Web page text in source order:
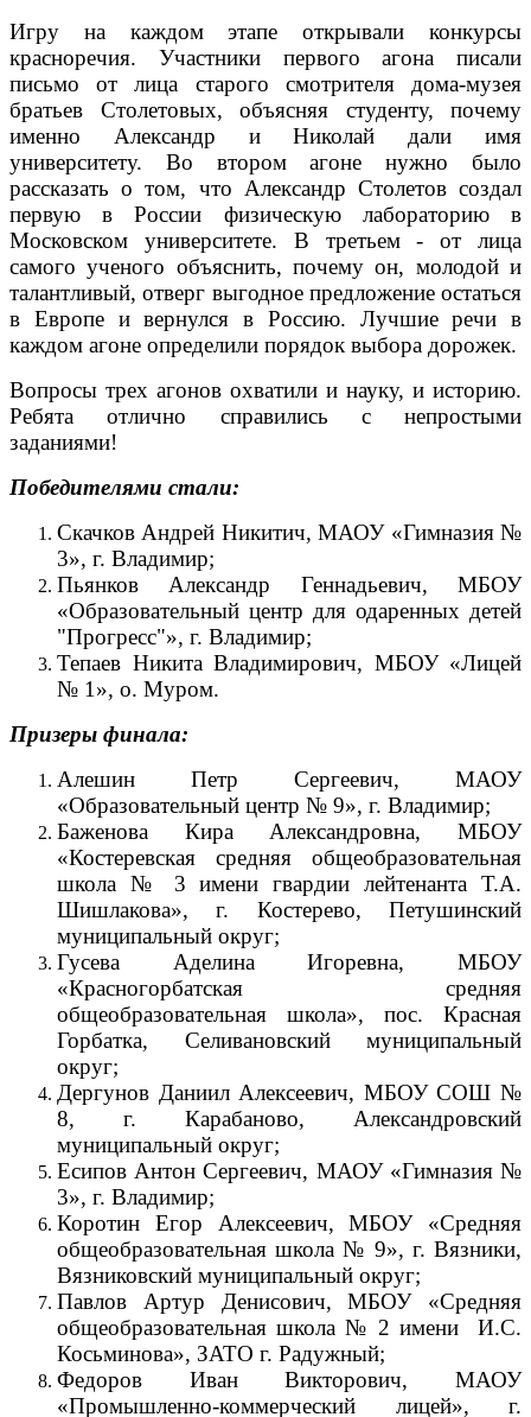
Игру на каждом этапе открывали конкурсы
красноречия. Участники первого агона писали
письмо от лица старого смотрителя дома-музея
братьев Столетовых, объясняя студенту, почему
именно Александр и Николай дали имя
университету. Во втором агоне нужно было
рассказать о том, что Александр Столетов создал
первую в России физическую лабораторию в
Московском университете. В третьем - от лица
самого ученого объяснить, почему он, молодой и
талантливый, отверг выгодное предложение остаться
в Европе и вернулся в Россию. Лучшие речи в
каждом агоне определили порядок выбора дорожек.
Вопросы трех агонов охватили и науку, и историю.
Ребята отлично справились с непростыми
заданиями!
Победителями стали:
Скачков Андрей Никитич, МАОУ «Гимназия №
3», г. Владимир;
Пьянков Александр Геннадьевич, МБОУ
«Образовательный центр для одаренных детей
"Прогресс"», г. Владимир;
Тепаев Никита Владимирович, МБОУ «Лицей
№ 1», о. Муром.
Призеры финала:
Алешин Петр Сергеевич, МАОУ
«Образовательный центр № 9», г. Владимир;
Баженова Кира Александровна, МБОУ
«Костеревская средняя общеобразовательная
школа № 3 имени гвардии лейтенанта Т.А.
Шишлакова», г. Костерево, Петушинский
муниципальный округ;
Гусева Аделина Игоревна, МБОУ
«Красногорбатская средняя
общеобразовательная школа», пос. Красная
Горбатка, Селивановский муниципальный
округ;
Дергунов Даниил Алексеевич, МБОУ СОШ №
8, г. Карабаново, Александровский
муниципальный округ;
Есипов Антон Сергеевич, МАОУ «Гимназия №
3», г. Владимир;
Коротин Егор Алексеевич, МБОУ «Средняя
общеобразовательная школа № 9», г. Вязники,
Вязниковский муниципальный округ;
Павлов Артур Денисович,МБОУ «Средняя
общеобразовательная школа № 2 имени И.С.
Косьминова», ЗАТО г. Радужный;
Федоров Иван Викторович, МАОУ
«Промышленно-коммерческий лицей», г.